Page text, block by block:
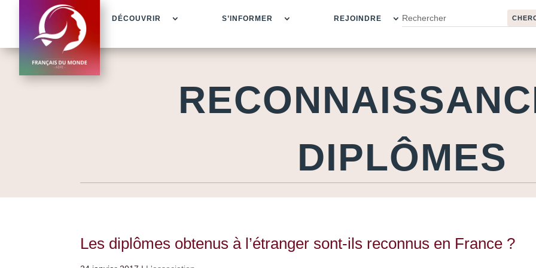
DÉCOUVRIR S’INFORMER REJOINDRE
DIPLÔMES
Les diplômes obtenus à l’étranger sont-ils reconnus en France ?